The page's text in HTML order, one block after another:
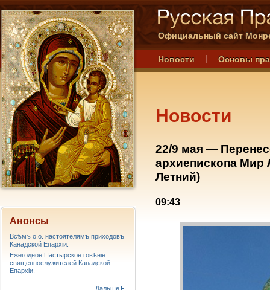
Официальный сайт
Новости Основы
Новости
22/9 мая —
архиепископа Мир
Летний)
09:43
Анонсы
Всѣмъ о.о. настоятелямъ приходовъ
Канадской Епархiи.
Ежегодное Пастырское говѣніе
священнослужителей Канадской
Епархіи.
Дальше